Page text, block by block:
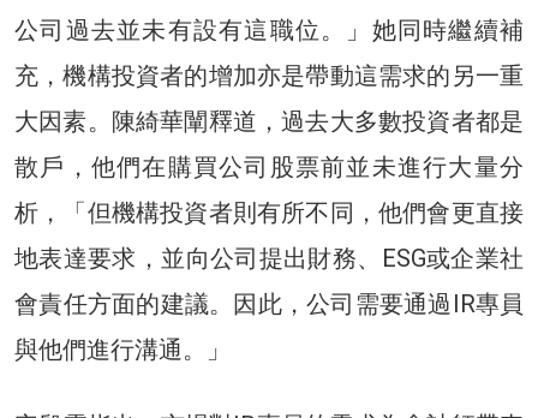
公司過去並未有設有這職位。」她同時繼續補
充，機構投資者的增加亦是帶動這需求的另一重
大因素。陳綺華闡釋道，過去大多數投資者都是
散戶，他們在購買公司股票前並未進行大量分
析，「但機構投資者則有所不同，他們會更直接
地表達要求，並向公司提出財務、ESG或企業社
會責任方面的建議。因此，公司需要通過IR專員
與他們進行溝通。」